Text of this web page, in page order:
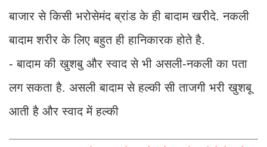
बाजार से किसी भरोसेमंद ब्रांड के ही बादाम खरीदे. नकली
बादाम शरीर के लिए बहुत ही हानिकारक होते है.
- बादाम की खुशबु और स्वाद से भी असली-नकली का पता
लग सकता है. असली बादाम से हल्की सी ताजगी भरी खुशबू
आती है और स्वाद में हल्की